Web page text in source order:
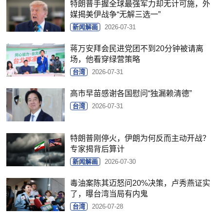
特朗普手握全球最强军力却无计可施，外
媒揭美伊战争“无解三选一”
新闻解画 2026-07-31
蒋万安拜会民进党团不到20分钟被请离
场，他看穿绿营策略
台湾 2026-07-31
高市早苗感谢各国慰问“独漏赖清德”
台湾 2026-07-31
特朗普刚停火，伊朗为何反而主动开战？
专家揭背后算计
新闻解画 2026-07-30
毒油案陈其迈怒问20%决策，卢秀燕证实
了，曝台湾当局有内鬼
台湾 2026-07-28